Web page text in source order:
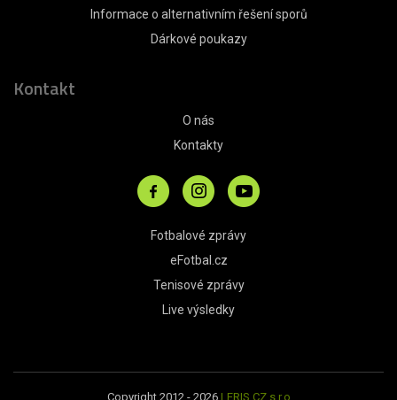
Informace o alternativním řešení sporů
Dárkové poukazy
Kontakt
O nás
Kontakty
Fotbalové zprávy
eFotbal.cz
Tenisové zprávy
Live výsledky
Copyright 2012 - 2026 LERIS.CZ s.r.o